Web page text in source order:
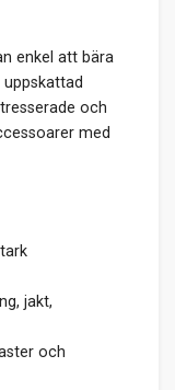
enkel att bära
och
med
jakt,
och